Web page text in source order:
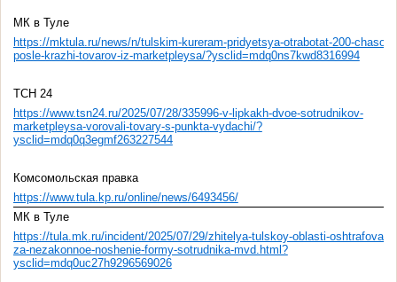
МК в Туле
https://mktula.ru/news/n/tulskim-kureram-pridyetsya-otrabotat-200-chasov-
posle-krazhi-tovarov-iz-marketpleysa/?ysclid=mdq0ns7kwd8316994
ТСН 24
https://www.tsn24.ru/2025/07/28/335996-v-lipkakh-dvoe-sotrudnikov-
marketpleysa-vorovali-tovary-s-punkta-vydachi/?
ysclid=mdq0q3egmf263227544
Комсомольская правка
https://www.tula.kp.ru/online/news/6493456/
МК в Туле
https://tula.mk.ru/incident/2025/07/29/zhitelya-tulskoy-oblasti-oshtrafovali-
za-nezakonnoe-noshenie-formy-sotrudnika-mvd.html?
ysclid=mdq0uc27h9296569026